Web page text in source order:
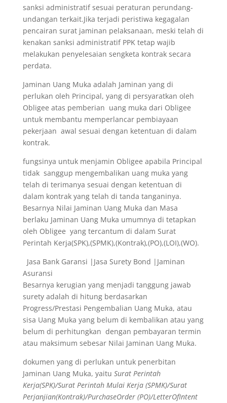
sanksi administratif sesuai peraturan perundang-
undangan terkait.Jika terjadi peristiwa kegagalan
pencairan surat jaminan pelaksanaan, meski telah di
kenakan sanksi administratif PPK tetap wajib
melakukan penyelesaian sengketa kontrak secara
perdata.
Jaminan Uang Muka adalah Jaminan yang di
perlukan oleh Principal, yang di persyaratkan oleh
Obligee atas pemberian uang muka dari Obligee
untuk membantu memperlancar pembiayaan
pekerjaan awal sesuai dengan ketentuan di dalam
kontrak.
fungsinya untuk menjamin Obligee apabila Principal
tidak sanggup mengembalikan uang muka yang
telah di terimanya sesuai dengan ketentuan di
dalam kontrak yang telah di tanda tanganinya.
Besarnya Nilai Jaminan Uang Muka dan Masa
berlaku Jaminan Uang Muka umumnya di tetapkan
oleh Obligee yang tercantum di dalam Surat
Perintah Kerja(SPK),(SPMK),(Kontrak),(PO),(LOI),(WO).
Jasa Bank Garansi |Jasa Surety Bond |Jaminan
Asuransi
Besarnya kerugian yang menjadi tanggung jawab
surety adalah di hitung berdasarkan
Progress/Prestasi Pengembalian Uang Muka, atau
sisa Uang Muka yang belum di kembalikan atau yang
belum di perhitungkan dengan pembayaran termin
atau maksimum sebesar Nilai Jaminan Uang Muka.
dokumen yang di perlukan untuk penerbitan
Jaminan Uang Muka, yaitu Surat Perintah
Kerja(SPK)/Surat Perintah Mulai Kerja (SPMK)/Surat
Perjanjian(Kontrak)/PurchaseOrder (PO)/LetterOfIntent